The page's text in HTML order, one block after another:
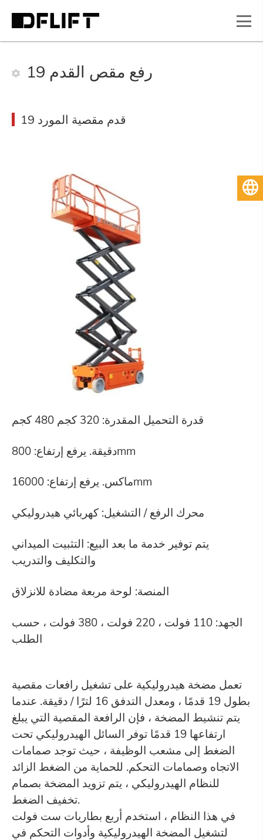
19 رفع مقص القدم
19 قدم مقصية المورد
قدرة التحميل المقدرة: 320 كجم 480 كجم
دقيقة. يرفع إرتفاع: 800mm
ماكس. يرفع إرتفاع: 16000mm
محرك الرفع / التشغيل: كهربائي هيدروليكي
يتم توفير خدمة ما بعد البيع: التثبيت الميداني
والتكليف والتدريب
المنصة: لوحة مربعة مضادة للانزلاق
الجهد: 110 فولت ، 220 فولت ، 380 فولت ، حسب
الطلب
تعمل مضخة هيدروليكية على تشغيل رافعات مقصية
بطول 19 قدمًا ، ومعدل التدفق 16 لترًا / دقيقة. عندما
يتم تنشيط المضخة ، فإن الرافعة المقصية التي يبلغ
ارتفاعها 19 قدمًا توفر السائل الهيدروليكي تحت
الضغط إلى مشعب الوظيفة ، حيث توجد صمامات
الاتجاه وصمامات التحكم. للحماية من الضغط الزائد
للنظام الهيدروليكي ، يتم تزويد المضخة بصمام
تخفيف الضغط.
في هذا النظام ، استخدم أربع بطاريات ست فولت
لتشغيل المضخة الهيدروليكية وأدوات التحكم في
العربية